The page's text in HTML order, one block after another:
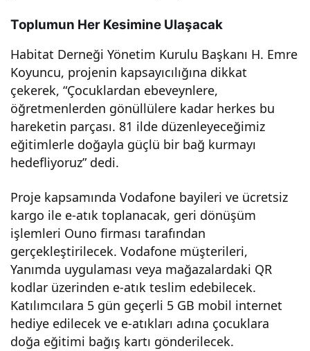
Toplumun Her Kesimine Ulaşacak
Habitat Derneği Yönetim Kurulu Başkanı H. Emre
Koyuncu, projenin kapsayıcılığına dikkat
çekerek, “Çocuklardan ebeveynlere,
öğretmenlerden gönüllülere kadar herkes bu
hareketin parçası. 81 ilde düzenleyeceğimiz
eğitimlerle doğayla güçlü bir bağ kurmayı
hedefliyoruz” dedi.
Proje kapsamında Vodafone bayileri ve ücretsiz
kargo ile e-atık toplanacak, geri dönüşüm
işlemleri Ouno firması tarafından
gerçekleştirilecek. Vodafone müşterileri,
Yanımda uygulaması veya mağazalardaki QR
kodlar üzerinden e-atık teslim edebilecek.
Katılımcılara 5 gün geçerli 5 GB mobil internet
hediye edilecek ve e-atıkları adına çocuklara
doğa eğitimi bağış kartı gönderilecek.